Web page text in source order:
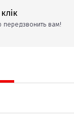
передзвонить вам!